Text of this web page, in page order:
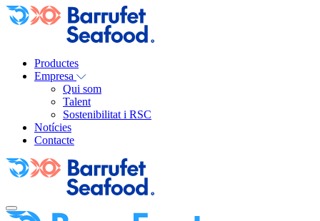
Productes
Empresa
Qui som
Talent
Sostenibilitat i RSC
Notícies
Contacte